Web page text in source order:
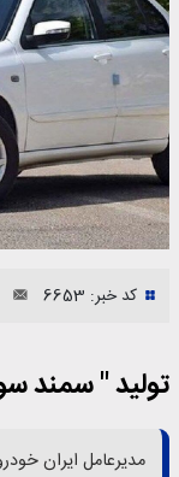
کد خبر: 6653
تولید " سمند
مدیرعامل ایران